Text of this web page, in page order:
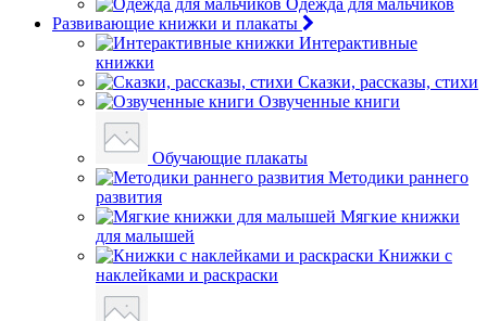
Одежда для мальчиков
Развивающие книжки и плакаты
Интерактивные
книжки
Сказки, рассказы, стихи
Озвученные книги
Обучающие плакаты
Методики раннего
развития
Мягкие книжки
для малышей
Книжки с
наклейками и раскраски